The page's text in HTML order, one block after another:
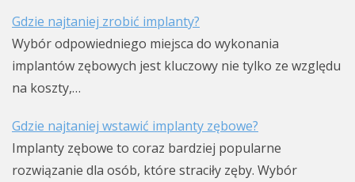
Gdzie najtaniej zrobić implanty?
Wybór odpowiedniego miejsca do wykonania
implantów zębowych jest kluczowy nie tylko ze względu
na koszty,…
Gdzie najtaniej wstawić implanty zębowe?
Implanty zębowe to coraz bardziej popularne
rozwiązanie dla osób, które straciły zęby. Wybór